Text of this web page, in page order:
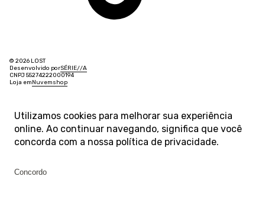
© 2026 LOST
Desenvolvido porSÉRIE//A
CNPJ 55274222000194
Loja emNuvemshop
Utilizamos cookies para melhorar sua experiência
online. Ao continuar navegando, significa que você
concorda com a nossa política de privacidade.
Concordo